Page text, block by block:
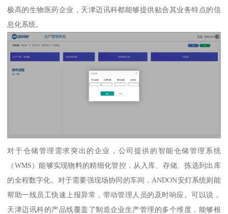
极高的生物医药企业，天津迈讯科都能够提供贴合其业务特点的信
息化系统。
对于仓储管理需求突出的企业，公司提供的智能仓储管理系统
（WMS）能够实现物料的精细化管控，从入库、存储、拣选到出库
的全程数字化。对于需要强现场协同的车间，ANDON安灯系统则能
帮助一线员工快速上报异常，带动管理人员的及时响应。可以说，
天津迈讯科的产品线覆盖了制造企业生产管理的多个维度，能够根